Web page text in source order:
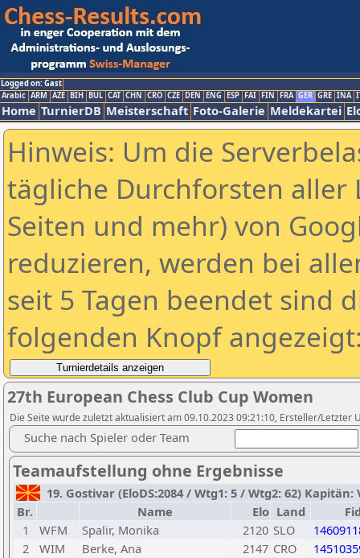
Logged on: Gast
Arabic ARM AZE BIH BUL CAT CHN CRO CZE DEN ENG ESP FAI FIN FRA GER GRE INA
Home TurnierDB Meisterschaft Foto-Galerie Meldekartei
Hinweis: Um die
tägliche Durchforsten aller
Seiten und mehr) von
reduzieren, werden bei
seit 5 Tagen beendet sind
folgenden Knopf
27th European Chess Club Cup Women
Die Seite wurde zuletzt aktualisiert am 09.10.2023 09:21:10, Ersteller/Letzter
Suche nach Spieler oder Team
Teamaufstellung ohne Ergebnisse
19. Gostivar (EloDS:2084 / Wtg1: 5 / Wtg2: 62)
Br.
Name Elo Land
1
WFM Spalir, Monika 2120 SLO
2
WIM Berke, Ana 2147 CRO